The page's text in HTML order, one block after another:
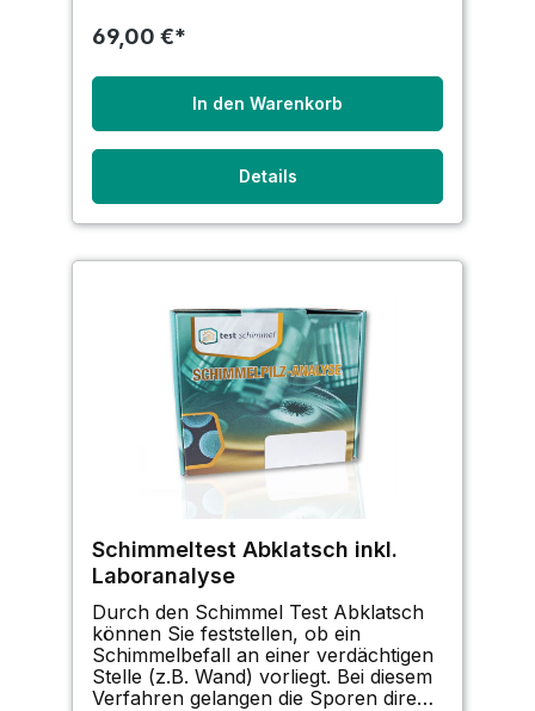
69,00 €*
In den Warenkorb
Details
Schimmeltest Abklatsch inkl.
Laboranalyse
Durch den Schimmel Test Abklatsch
können Sie feststellen, ob ein
Schimmelbefall an einer verdächtigen
Stelle (z.B. Wand) vorliegt. Bei diesem
Verfahren gelangen die Sporen direkt